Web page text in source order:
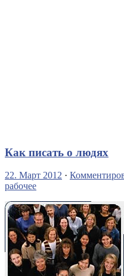
Как писать о людях
22. Март 2012 ·
рабочее